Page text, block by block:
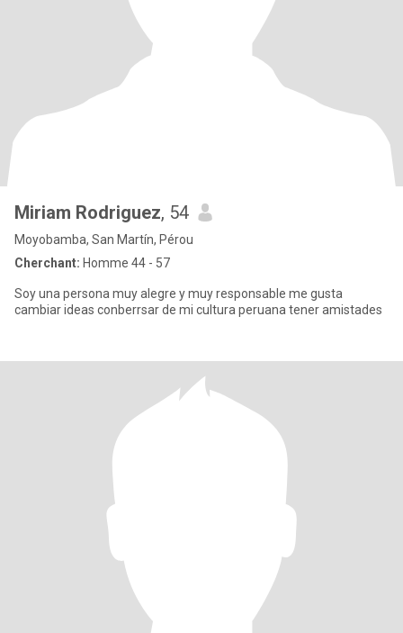
Miriam Rodriguez, 54
Moyobamba, San Martín, Pérou
Cherchant: Homme 44 - 57
Soy una persona muy alegre y muy responsable me gusta
cambiar ideas conberrsar de mi cultura peruana tener amistades